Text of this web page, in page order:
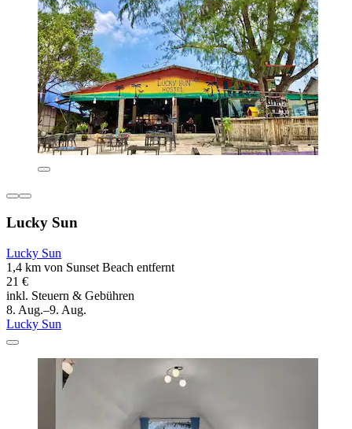
Lucky Sun
Lucky Sun
1,4 km von Sunset Beach entfernt
21 €
inkl. Steuern & Gebühren
8. Aug.–9. Aug.
Lucky Sun